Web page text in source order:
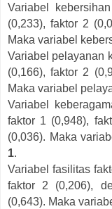
Variabel
(0,233), faktor 2
Maka variabel
Variabel pelayanan
(0,166), faktor 2
Maka variabel
Variabel
faktor 1 (0,948),
(0,036). Maka
1.
Variabel fasilitas
faktor 2 (0,206),
(0,643). Maka